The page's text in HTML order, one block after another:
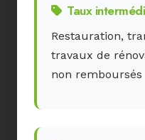
Taux
Restauration,
travaux de
non remboursés